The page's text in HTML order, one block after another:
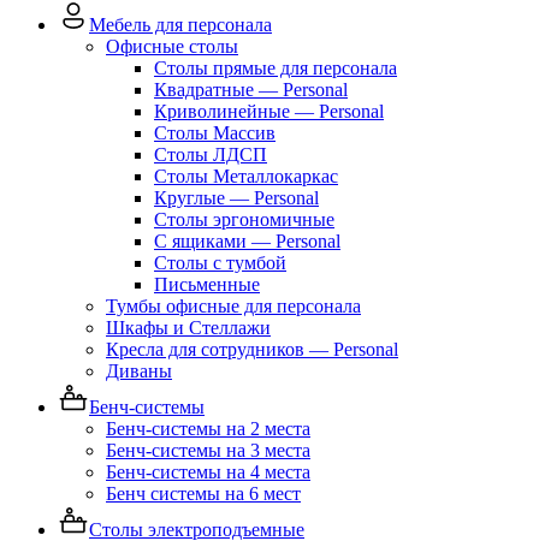
Мебель для персонала
Офисные столы
Столы прямые для персонала
Квадратные — Personal
Криволинейные — Personal
Столы Массив
Столы ЛДСП
Столы Металлокаркас
Круглые — Personal
Столы эргономичные
С ящиками — Personal
Столы с тумбой
Письменные
Тумбы офисные для персонала
Шкафы и Стеллажи
Кресла для сотрудников — Personal
Диваны
Бенч-системы
Бенч-системы на 2 места
Бенч-системы на 3 места
Бенч-системы на 4 места
Бенч системы на 6 мест
Столы электроподъемные